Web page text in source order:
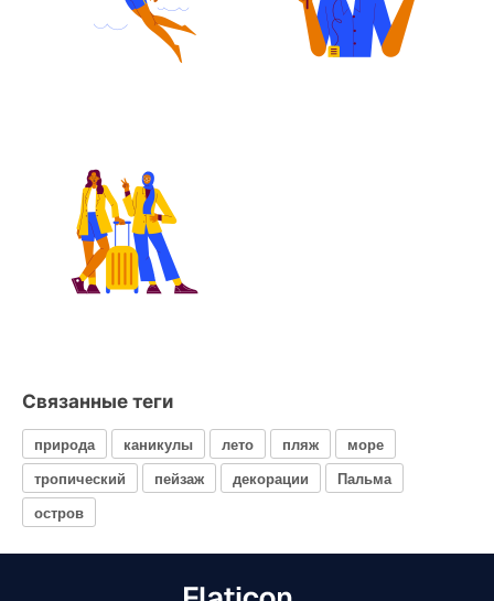
Связанные теги
природа каникулы лето пляж
море
тропический
пейзаж декорации
Пальма
остров